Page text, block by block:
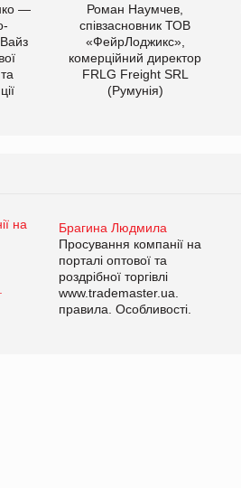
—
Роман Наумчев,
співзасновник ТОВ
«ФейрЛоджикс»,
комерційний директор
FRLG Freight SRL
(Румунія)
Брагина Людмила
Просування компанії на
порталі оптової та
роздрібної торгівлі
www.trademaster.ua.
правила. Особливості.